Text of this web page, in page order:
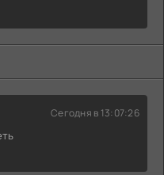
Сегодня в 13:07:26